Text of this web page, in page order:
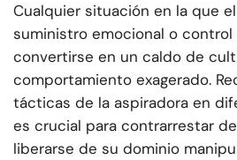
Cualquier situación en la que
suministro emocional o
convertirse en un caldo de
comportamiento exagerado.
tácticas de la aspiradora en
es crucial para contrarrestar
liberarse de su dominio